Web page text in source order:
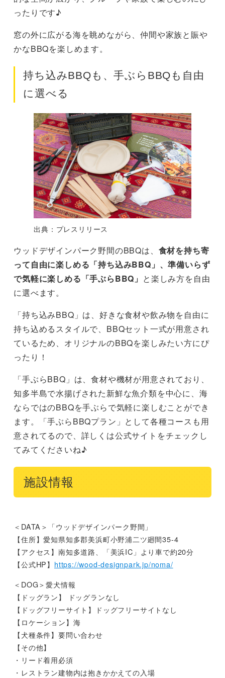
ったりです♪
窓の外に広がる海を眺めながら、仲間や家族と賑や
かなBBQを楽しめます。
持ち込みBBQも、手ぶらBBQも自由
に選べる
出典：プレスリリース
ウッドデザインパーク野間のBBQは、 食材を持ち寄
って自由に楽しめる「持ち込みBBQ」、準備いらず
で気軽に楽しめる「手ぶらBBQ」 と楽しみ方を自由
に選べます。
「持ち込みBBQ」は、好きな食材や飲み物を自由に
持ち込めるスタイルで、BBQセット一式が用意され
ているため、オリジナルのBBQを楽しみたい方にぴ
ったり！
「手ぶらBBQ」は、食材や機材が用意されており、
知多半島で水揚げされた新鮮な魚介類を中心に、海
ならではのBBQを手ぶらで気軽に楽しむことができ
ます。「手ぶらBBQプラン」として各種コースも用
意されてるので、詳しくは公式サイトをチェックし
てみてくださいね♪
施設情報
＜DATA＞「ウッドデザインパーク野間」
【住所】愛知県知多郡美浜町小野浦二ツ廻間35-4
【アクセス】南知多道路、「美浜IC」より車で約20分
【公式HP】 https://wood-designpark.jp/noma/
＜DOG＞愛犬情報
【ドッグラン】 ドッグランなし
【ドッグフリーサイト】ドッグフリーサイトなし
【ロケーション】海
【犬種条件】要問い合わせ
【その他】
・リード着用必須
・レストラン建物内は抱きかかえての入場